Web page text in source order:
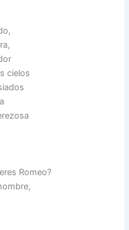
cielos
Romeo?